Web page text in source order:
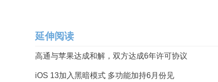
延伸阅读
高通与苹果达成和解，双方达成6年许可协议
iOS 13加入黑暗模式 多功能加持6月份见